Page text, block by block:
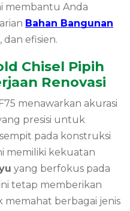
membantu Anda
Bahan Bangunan
dan efisien.
Chisel Pipih
Renovasi
menawarkan akurasi
presisi untuk
pada konstruksi
memiliki kekuatan
yang berfokus pada
tetap memberikan
memahat berbagai jenis